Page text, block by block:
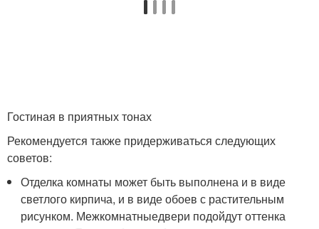
Гостиная в приятных тонах
Рекомендуется также придерживаться следующих
советов:
Отделка комнаты может быть выполнена и в виде
светлого кирпича, и в виде обоев с растительным
рисунком. Межкомнатныедвери подойдут оттенка